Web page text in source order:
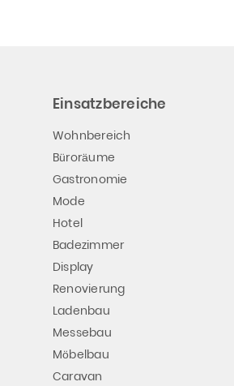
Einsatzbereiche
Wohnbereich
Büroräume
Gastronomie
Mode
Hotel
Badezimmer
Display
Renovierung
Ladenbau
Messebau
Möbelbau
Caravan